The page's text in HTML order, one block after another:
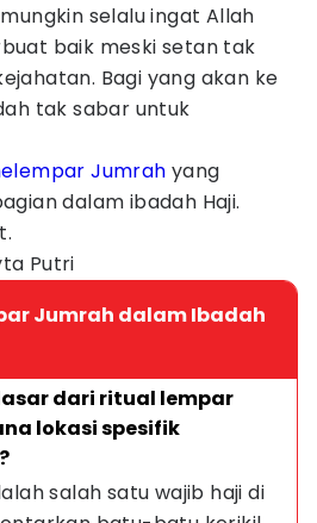
selalu ingat Allah
baik meski setan tak
Bagi yang akan ke
tak sabar untuk
Jumrah yang
dalam ibadah Haji.
Putri
Jumrah dalam Ibadah
dari ritual lempar
lokasi spesifik
salah satu wajib haji di